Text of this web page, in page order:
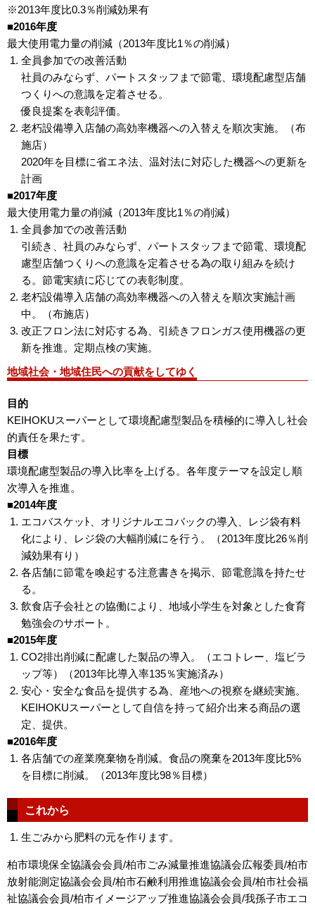
※2013年度比0.3％削減効果有
■2016年度
最大使用電力量の削減（2013年度比1％の削減）
全員参加での改善活動
社員のみならず、パートスタッフまで節電、環境配慮型店舗
つくりへの意識を定着させる。
優良提案を表彰評価。
老朽設備導入店舗の高効率機器への入替えを順次実施。（布
施店）
2020年を目標に省エネ法、温対法に対応した機器への更新を
計画
■2017年度
最大使用電力量の削減（2013年度比1％の削減）
全員参加での改善活動
引続き、社員のみならず、パートスタッフまで節電、環境配
慮型店舗つくりへの意識を定着させる為の取り組みを続け
る。節電実績に応じての表彰制度。
老朽設備導入店舗の高効率機器への入替えを順次実施計画
中。（布施店）
改正フロン法に対応する為、引続きフロンガス使用機器の更
新を推進。定期点検の実施。
地域社会・地域住民への貢献をしてゆく
目的
KEIHOKUスーパーとして環境配慮型製品を積極的に導入し社会
的責任を果たす。
目標
環境配慮型製品の導入比率を上げる。各年度テーマを設定し順
次導入を推進。
■2014年度
エコバスケッﾄ、オリジナルエコバックの導入、レジ袋有料
化により、レジ袋の大幅削減にを行う。（2013年度比26％削
減効果有り）
各店舗に節電を喚起する注意書きを掲示、節電意識を持たせ
る。
飲食店子会社との協働により、地域小学生を対象とした食育
勉強会のサポート。
■2015年度
CO2排出削減に配慮した製品の導入。（エコトレー、塩ビラ
ップ等）（2013年比導入率135％実施済み）
安心・安全な食品を提供する為、産地への視察を継続実施。
KEIHOKUスーパーとして自信を持って紹介出来る商品の選
定、提供。
■2016年度
各店舗での産業廃棄物を削減。食品の廃棄を2013年度比5%
を目標に削減。（2013年度比98％目標）
これから
生ごみから肥料の元を作ります。
柏市環境保全協議会会員/柏市ごみ減量推進協議会広報委員/柏市
放射能測定協議会会員/柏市石鹸利用推進協議会会員/柏市社会福
祉協議会会員/柏市イメージアップ推進協議会会員/我孫子市エコ